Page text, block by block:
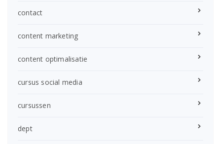
contact
content marketing
content optimalisatie
cursus social media
cursussen
dept